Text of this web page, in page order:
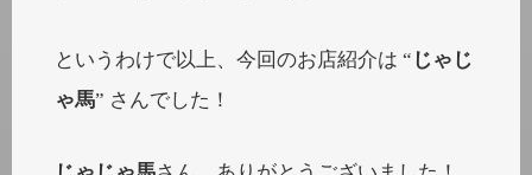
というわけで以上、今回のお店紹介は “ じゃじ
ゃ馬” さんでした！